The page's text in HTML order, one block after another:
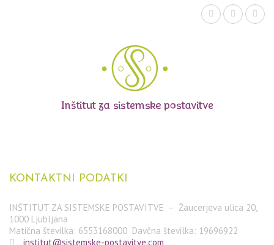
KONTAKTNI PODATKI
INŠTITUT ZA SISTEMSKE POSTAVITVE – Žaucerjeva ulica 20,
1000 Ljubljana
Matična številka: 6553168000 Davčna številka: 19696922
institut@sistemske-postavitve.com